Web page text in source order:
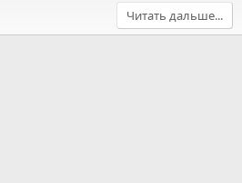
Читать дальше...